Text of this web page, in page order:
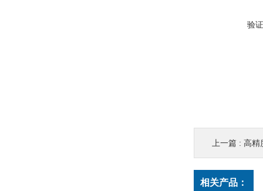
验
上一篇 : 高精
相关产品：